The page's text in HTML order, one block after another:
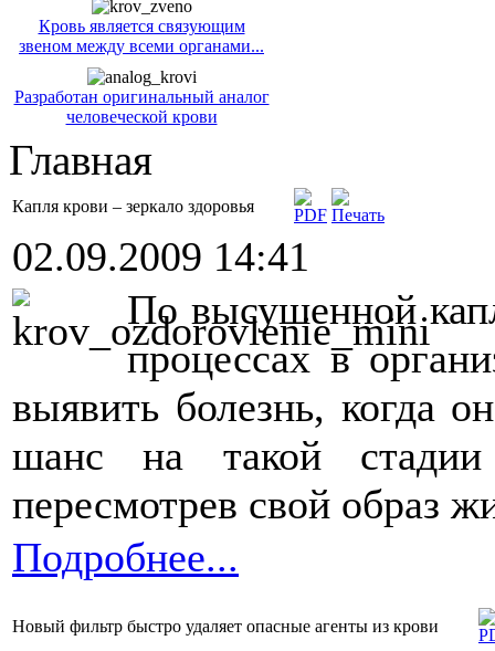
Кровь является связующим
звеном между всеми органами...
Разработан оригинальный аналог
человеческой крови
Главная
Капля крови – зеркало здоровья
02.09.2009 14:41
По высушенной
процессах в
выявить болезнь, когда
шанс на такой стадии
пересмотрев свой образ
Подробнее...
Новый фильтр быстро удаляет опасные агенты из крови